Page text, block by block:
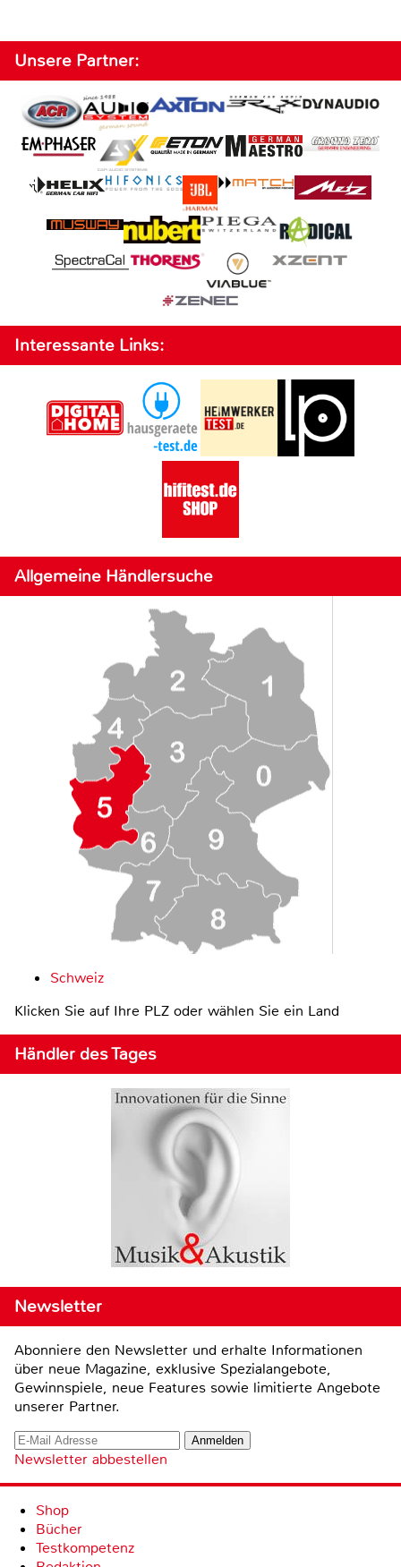
Unsere Partner:
Interessante Links:
Allgemeine Händlersuche
Schweiz
Klicken Sie auf Ihre PLZ oder wählen Sie ein Land
Händler des Tages
Newsletter
Abonniere den Newsletter und erhalte Informationen
über neue Magazine, exklusive Spezialangebote,
Gewinnspiele, neue Features sowie limitierte Angebote
unserer Partner.
Newsletter abbestellen
Shop
Bücher
Testkompetenz